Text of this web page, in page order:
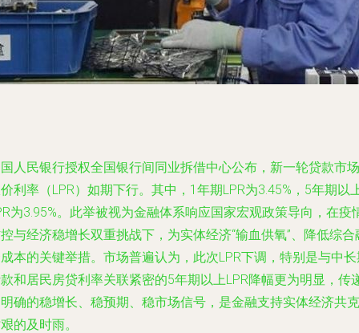
人民银行授权全国银行间同业拆借中心公布，新一轮贷款市场
利率（LPR）如期下行。其中，1年期LPR为3.45%，5年期以
为3.95%。此举被视为金融体系响应国家宏观政策导向，在疫
与经济稳增长双重挑战下，为实体经济“输血供氧”、降低综合
本的关键举措。市场普遍认为，此次LPR下调，特别是与中
和居民房贷利率关联紧密的5年期以上LPR降幅更为明显，传
确的稳增长、稳预期、稳市场信号，是金融支持实体经济共克
的及时雨。